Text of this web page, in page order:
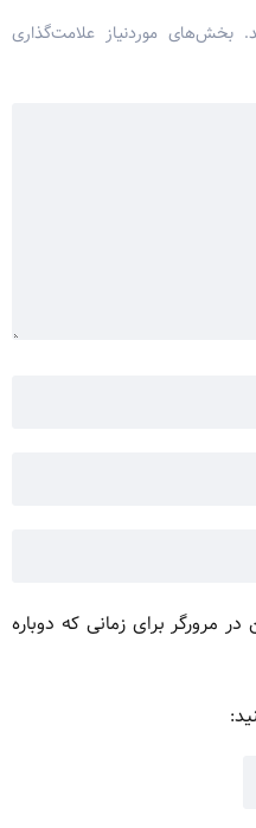
بخش‌های موردنیاز علامت‌گذاری
مرورگر برای زمانی که دوباره